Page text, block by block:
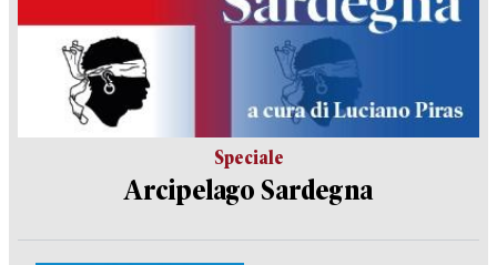
Speciale
Arcipelago Sardegna